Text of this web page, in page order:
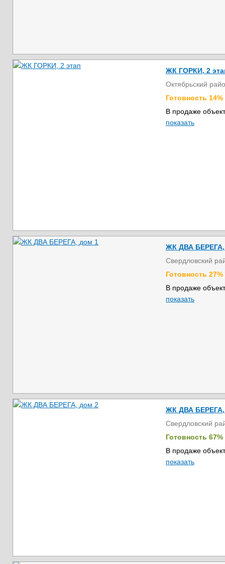
ЖК ГОРКИ, 2
Октябрьский
Готовность 14%
В продаже
показать
ЖК ДВА
Свердловский
Готовность 27%
В продаже
показать
ЖК ДВА
Свердловский
Готовность 67%
В продаже
показать